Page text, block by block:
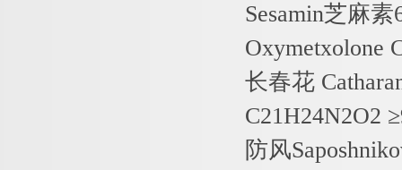
Sesamin芝麻素
Oxymetxolone
长春花
C21H24N2O2 ≥
防风